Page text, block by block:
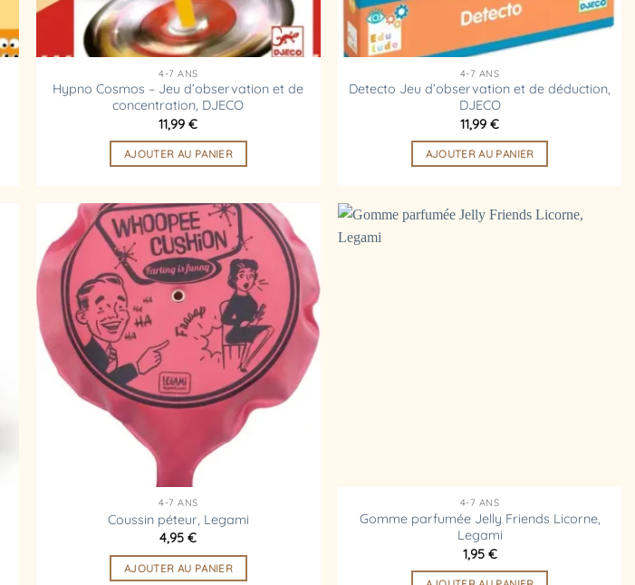
4-7 ANS
Hypno Cosmos – Jeu d’observation et de
concentration, DJECO
11,99€
AJOUTER AU PANIER
4-7 ANS
Detecto Jeu d’observation et de déduction,
DJECO
11,99€
AJOUTER AU PANIER
Ajouter
à la
liste
4-7 ANS
Coussin péteur, Legami
4,95€
AJOUTER AU PANIER
4-7 ANS
Gomme parfumée Jelly Friends Licorne,
Legami
1,95 €